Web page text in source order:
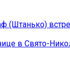
в Свято-